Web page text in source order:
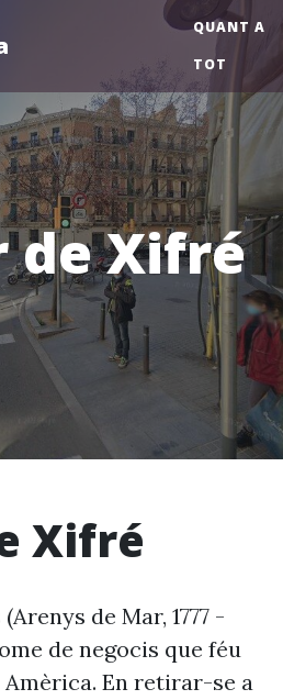
QUANT A
TOT
de Xifré
Xifré
de Mar, 1777 -
de negocis que féu
En retirar-se a